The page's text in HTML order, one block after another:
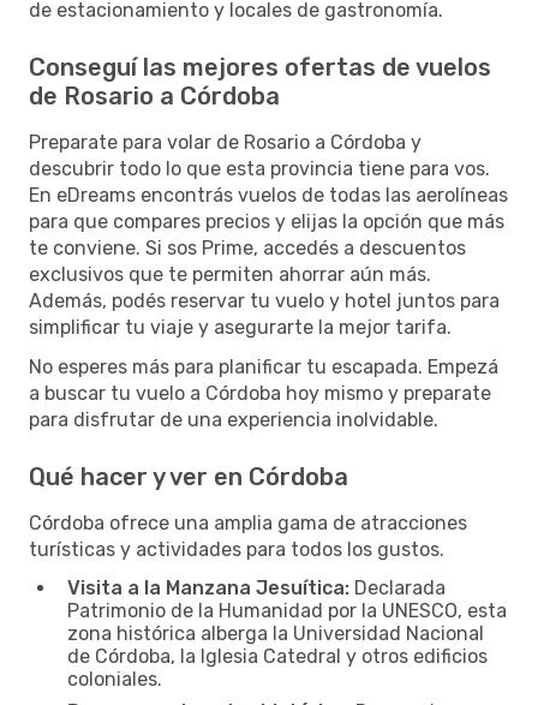
de estacionamiento y locales de gastronomía.
Conseguí las mejores ofertas de vuelos
de Rosario a Córdoba
Preparate para volar de Rosario a Córdoba y
descubrir todo lo que esta provincia tiene para vos.
En eDreams encontrás vuelos de todas las aerolíneas
para que compares precios y elijas la opción que más
te conviene. Si sos Prime, accedés a descuentos
exclusivos que te permiten ahorrar aún más.
Además, podés reservar tu vuelo y hotel juntos para
simplificar tu viaje y asegurarte la mejor tarifa.
No esperes más para planificar tu escapada. Empezá
a buscar tu vuelo a Córdoba hoy mismo y preparate
para disfrutar de una experiencia inolvidable.
Qué hacer y ver en Córdoba
Córdoba ofrece una amplia gama de atracciones
turísticas y actividades para todos los gustos.
Visita a la Manzana Jesuítica: Declarada
Patrimonio de la Humanidad por la UNESCO, esta
zona histórica alberga la Universidad Nacional
de Córdoba, la Iglesia Catedral y otros edificios
coloniales.